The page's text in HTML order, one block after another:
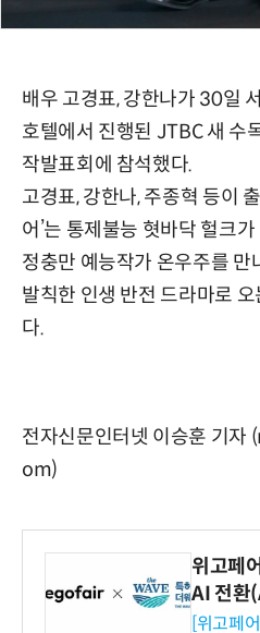
배우 고경표, 강한나가 30일
호텔에서 진행된 JTBC 새 수
작발표회에 참석했다.
고경표, 강한나, 주종혁 등이
어’는 통제불능 혓바닥 헐크
정충만 예능작가 온우주를 만
발칙한 인생 반전 드라마로
다.
전자신문인터넷 이승훈 기
om)
위고페
AI 전환
시엄 선
[위고페